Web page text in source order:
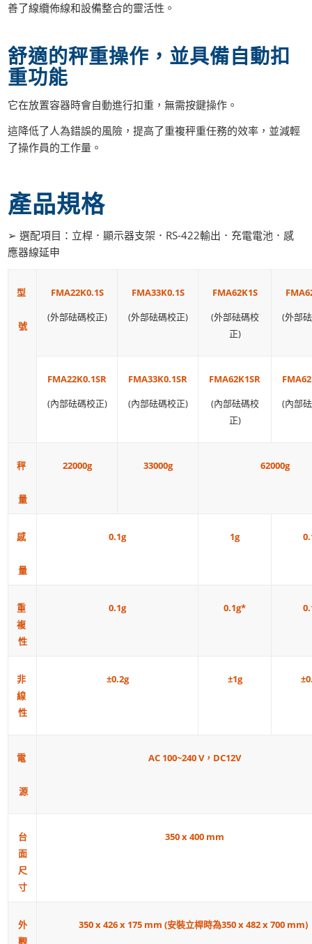
善了線纜佈線和設備整合的靈活性。
舒適的秤重操作，並具備自動扣
重功能
它在放置容器時會自動進行扣重，無需按鍵操作。
這降低了人為錯誤的風險，提高了重複秤重任務的效率，並減輕
了操作員的工作量。
產品規格
➢ 選配項目：立桿．顯示器支架．RS-422輸出．充電電池．感
應器線延申
型
號
FMA22K0.1S
(外部砝碼校正)
FMA33K0.1S
(外部砝碼校正)
FMA62K1S
(外部砝碼校
正)
(外部
FMA22K0.1SR
(內部砝碼校正)
FMA33K0.1SR
(內部砝碼校正)
FMA62K1SR
(內部砝碼校
正)
(內部
秤
量
22000g 33000g 62000g
感
量
0.1g 1g
重
複
性
0.1g 0.1g*
非
線
性
±0.2g ±1g
電
源
AC 100~240 V，DC12V
台
面
尺
寸
350 x 400 mm
外
觀
350 x 426 x 175 mm (安裝立桿時為350 x 482 x 700 mm)